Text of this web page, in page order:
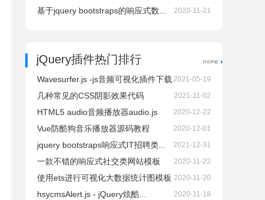
基于jquery bootstraps的响应式数... 2020-11-21
jQuery插件热门排行
Wavesurfer.js -js音频可视化插件下载 2021-05-19
几种常见的CSS阴影效果代码 2021-11-02
HTML5 audio音频播放器audio.js 2020-12-22
Vue防酷狗音乐播放器源码教程 2020-12-01
jquery bootstraps响应式IT招聘类... 2021-12-31
一款不错的响应式社交类网站模板 2020-11-22
使用ets进行可视化大数据统计图模板 2020-11-20
hsycmsAlert.js - jQuery炫酷... 2020-11-18